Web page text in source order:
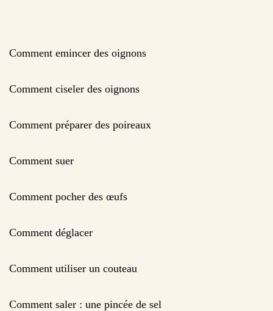
Comment emincer des oignons
Comment ciseler des oignons
Comment préparer des poireaux
Comment suer
Comment pocher des œufs
Comment déglacer
Comment utiliser un couteau
Comment saler : une pincée de sel